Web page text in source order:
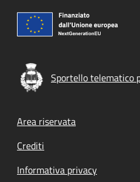
Sportello telematico
Footer menu
Area riservata
Crediti
Informativa privacy